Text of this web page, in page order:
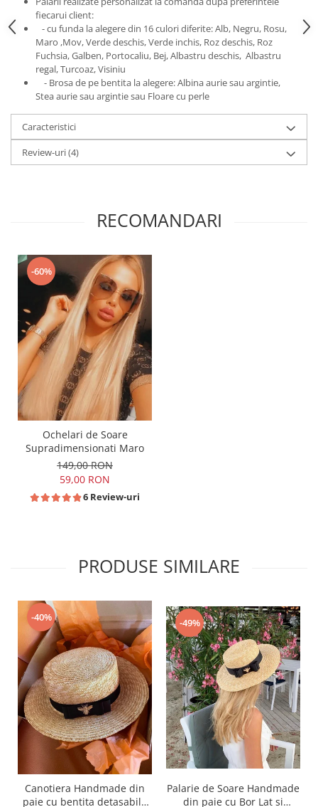
fiecarui client:
- cu funda la alegere din 16 culori diferite: Alb, Negru, Rosu,
Maro ,Mov, Verde deschis, Verde inchis, Roz deschis, Roz
Fuchsia, Galben, Portocaliu, Bej, Albastru deschis, Albastru
regal, Turcoaz, Visiniu
- Brosa de pe bentita la alegere: Albina aurie sau argintie,
Stea aurie sau argintie sau Floare cu perle
Caracteristici
Review-uri(4)
RECOMANDARI
-60%
Ochelari de Soare
Supradimensionati Maro
149,00 RON
59,00 RON
6 Review-uri
PRODUSE SIMILARE
-40%
Canotiera Handmade din
paie cu bentita detasabila
-49%
Palarie de Soare Handmade
din paie cu Bor Lat si